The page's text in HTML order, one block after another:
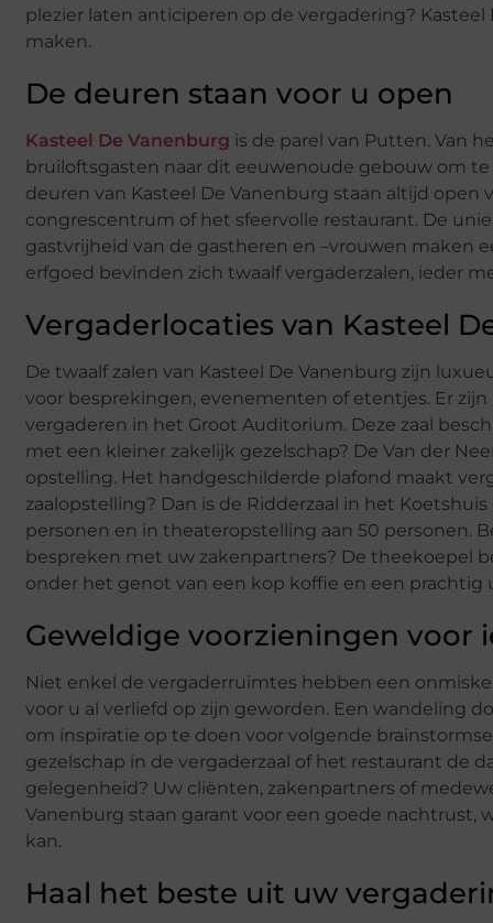
plezier laten anticiperen op de vergadering?
maken.
De deuren staan voor u open
Kasteel De Vanenburg is de parel van Putten. Van
bruiloftsgasten naar dit eeuwenoude gebouw om
deuren van Kasteel De Vanenburg staan altijd
congrescentrum of het sfeervolle restaurant. De
gastvrijheid van de gastheren en –vrouwen maken
erfgoed bevinden zich twaalf vergaderzalen, ieder
Vergaderlocaties van Kasteel
De twaalf zalen van Kasteel De Vanenburg zijn
voor besprekingen, evenementen of etentjes. Er
vergaderen in het Groot Auditorium. Deze zaal
met een kleiner zakelijk gezelschap? De Van der
opstelling. Het handgeschilderde plafond maakt
zaalopstelling? Dan is de Ridderzaal in het
personen en in theateropstelling aan 50 personen.
bespreken met uw zakenpartners? De theekoepel
onder het genot van een kop koffie en een prachtig
Geweldige voorzieningen voor
Niet enkel de vergaderruimtes hebben een
voor u al verliefd op zijn geworden. Een wandeling
om inspiratie op te doen voor volgende
gezelschap in de vergaderzaal of het restaurant de
gelegenheid? Uw cliënten, zakenpartners of
Vanenburg staan garant voor een goede nachtrust,
kan.
Haal het beste uit uw